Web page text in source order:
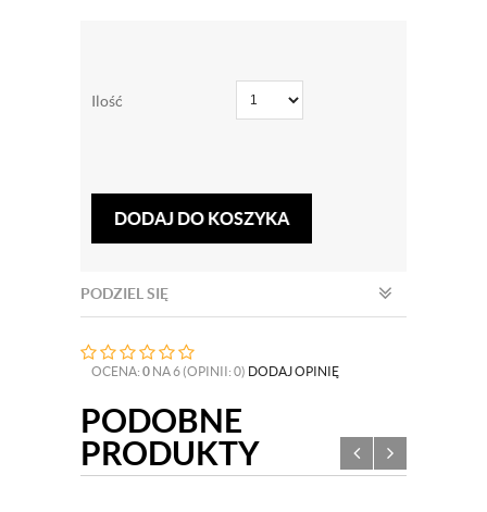
Ilość
DODAJ DO KOSZYKA
PODZIEL SIĘ
OCENA: 0 NA 6 (OPINII: 0) DODAJ OPINIĘ
PODOBNE
PRODUKTY